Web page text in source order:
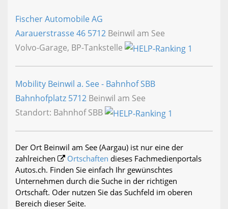
Fischer Automobile AG
Aarauerstrasse 46 5712 Beinwil am See
Volvo-Garage, BP-Tankstelle
Mobility Beinwil a. See - Bahnhof SBB
Bahnhofplatz 5712 Beinwil am See
Standort: Bahnhof SBB
Der Ort Beinwil am See (Aargau) ist nur eine der
zahlreichen
Ortschaften dieses Fachmedienportals
Autos.ch. Finden Sie einfach Ihr gewünschtes
Unternehmen durch die Suche in der richtigen
Ortschaft. Oder nutzen Sie das Suchfeld im oberen
Bereich dieser Seite.